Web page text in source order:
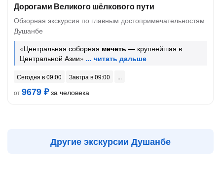
Дорогами Великого шёлкового пути
Обзорная экскурсия по главным достопримечательностям
Душанбе
«Центральная соборная мечеть — крупнейшая в
Центральной Азии»
Сегодня в 09:00
Завтра в 09:00
от9679 ₽за человека
Другие экскурсии Душанбе